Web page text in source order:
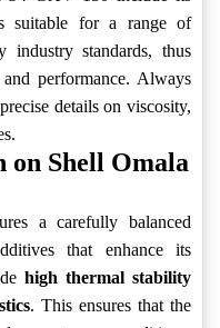
suitable for a range of
industry standards, thus
performance. Always
details on viscosity,
on Shell Omala
a carefully balanced
that enhance its
high thermal stability
. This ensures that the